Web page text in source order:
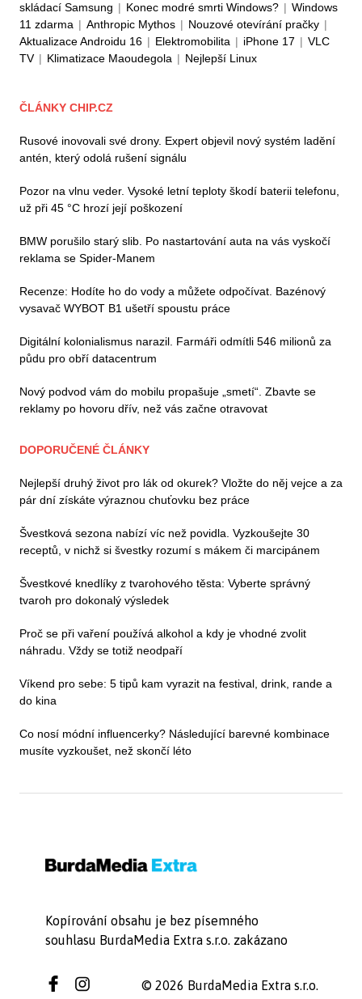
skládací Samsung | Konec modré smrti Windows? | Windows
11 zdarma | Anthropic Mythos | Nouzové otevírání pračky |
Aktualizace Androidu 16 | Elektromobilita | iPhone 17 | VLC
TV | Klimatizace Maoudegola | Nejlepší Linux
ČLÁNKY CHIP.CZ
Rusové inovovali své drony. Expert objevil nový systém ladění
antén, který odolá rušení signálu
Pozor na vlnu veder. Vysoké letní teploty škodí baterii telefonu,
už při 45 °C hrozí její poškození
BMW porušilo starý slib. Po nastartování auta na vás vyskočí
reklama se Spider-Manem
Recenze: Hodíte ho do vody a můžete odpočívat. Bazénový
vysavač WYBOT B1 ušetří spoustu práce
Digitální kolonialismus narazil. Farmáři odmítli 546 milionů za
půdu pro obří datacentrum
Nový podvod vám do mobilu propašuje „smetí“. Zbavte se
reklamy po hovoru dřív, než vás začne otravovat
DOPORUČENÉ ČLÁNKY
Nejlepší druhý život pro lák od okurek? Vložte do něj vejce a za
pár dní získáte výraznou chuťovku bez práce
Švestková sezona nabízí víc než povidla. Vyzkoušejte 30
receptů, v nichž si švestky rozumí s mákem či marcipánem
Švestkové knedlíky z tvarohového těsta: Vyberte správný
tvaroh pro dokonalý výsledek
Proč se při vaření používá alkohol a kdy je vhodné zvolit
náhradu. Vždy se totiž neodpaří
Víkend pro sebe: 5 tipů kam vyrazit na festival, drink, rande a
do kina
Co nosí módní influencerky? Následující barevné kombinace
musíte vyzkoušet, než skončí léto
Kopírování obsahu je bez písemného
souhlasu BurdaMedia Extra s.r.o. zakázano
© 2026 BurdaMedia Extra s.r.o.